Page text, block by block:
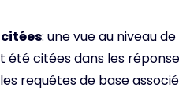
: une vue au niveau
été citées dans les
requêtes de base